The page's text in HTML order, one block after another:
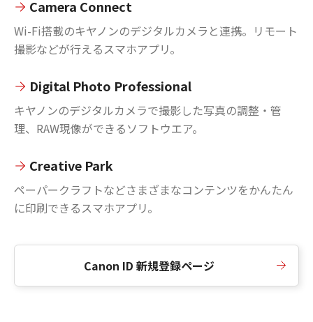
Camera Connect
Wi-Fi搭載のキヤノンのデジタルカメラと連携。リモート
撮影などが行えるスマホアプリ。
Digital Photo Professional
キヤノンのデジタルカメラで撮影した写真の調整・管
理、RAW現像ができるソフトウエア。
Creative Park
ペーパークラフトなどさまざまなコンテンツをかんたん
に印刷できるスマホアプリ。
Canon ID 新規登録ページ